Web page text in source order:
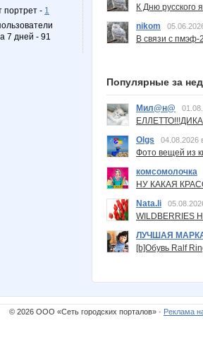
портрет - 1
7 дней - 91
К Дню русского
nikom
В связи с пмэф-
Популярные за
Мил@н@
Olgs
04.08.2026
Фото вещей из
комсомолочка
НУ КАКАЯ
Nata.li
ЛУЧШАЯ
[b]Обувь Ralf
© 2026 ООО «Сеть городских порталов» · Реклама